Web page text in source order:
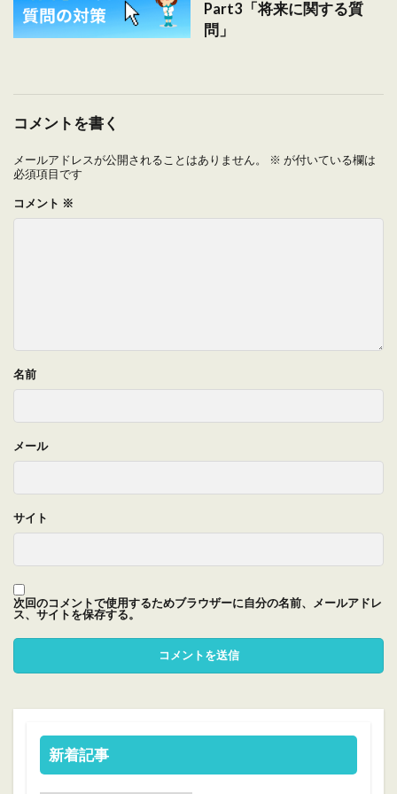
Part3「将来に関する質
問」
コメントを書く
メールアドレスが公開されることはありません。 ※ が付いている欄は
必須項目です
コメント ※
名前
メール
サイト
次回のコメントで使用するためブラウザーに自分の名前、メールアドレ
ス、サイトを保存する。
新着記事